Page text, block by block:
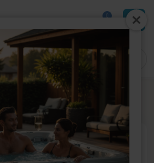
0
Pumpen »Interline Solar